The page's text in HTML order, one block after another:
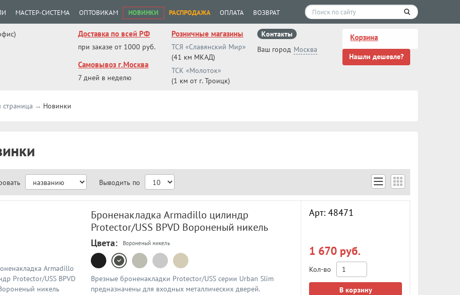
МАСТЕР-СИСТЕМА ОПТОВИКАМ НОВИНКИ РАСПРОДАЖА ОПЛАТА ВОЗВРАТ
Доставка по всей РФ
при заказе от 1000 руб.
Самовывоз г.Москва
7 дней в неделю
Розничные магазины
ТСЯ «Славянский Мир»
(41 км МКАД)
ТСК «Молоток»
(1 км от г. Троицк)
Контакты
Ваш город Москва
Корзина
Нашли дешевле?
страница Новинки
Выводить по
Броненакладка Armadillo цилиндр
Protector/USS BPVD Вороненый никель
Цвета: Вороненый никель
Врезные броненакладки Protector/USS серии Urban Slim
предназначены для входных металлических дверей.
Арт: 48471
1 670 руб.
Кол-во
В корзину